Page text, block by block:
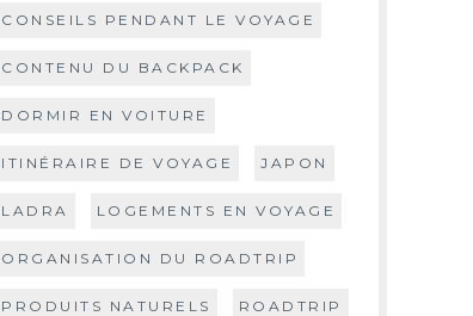
CONSEILS PENDANT LE VOYAGE
CONTENU DU BACKPACK
DORMIR EN VOITURE
ITINÉRAIRE DE VOYAGE JAPON
LADRA LOGEMENTS EN VOYAGE
ORGANISATION DU ROADTRIP
PRODUITS NATURELS ROADTRIP